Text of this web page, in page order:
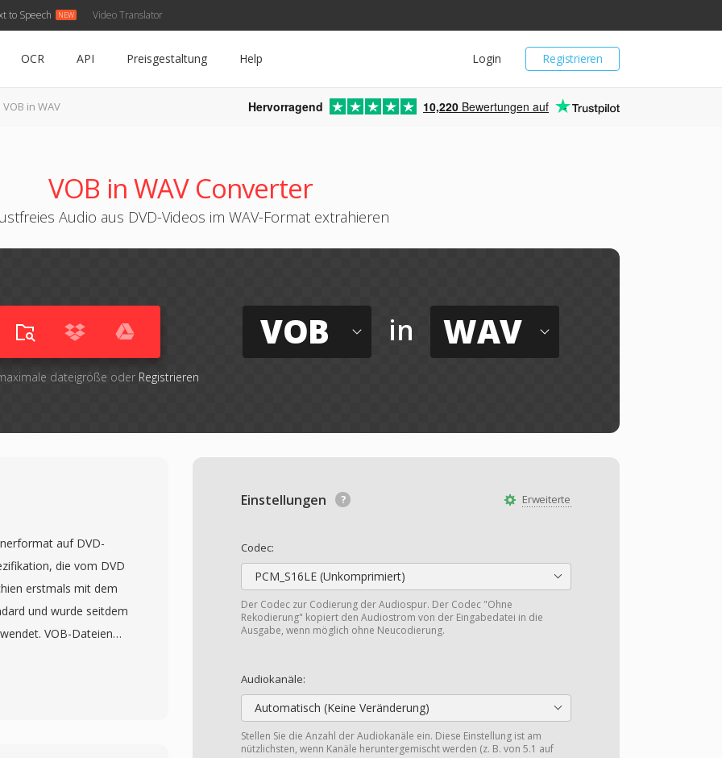
to Speech Video Translator
Registrieren
Login
OCR API Preisgestaltung Help
VOB in WAV Hervorragend 10,220 Bewertungen auf
VOB in WAV Converter
Audio aus DVD-Videos im WAV-Format extrahieren
dateigröße oder Registrieren
VOB in WAV
Erweiterte
Einstellungen
Codec:
PCM_S16LE (Unkomprimiert)
Der Codec zur Codierung der Audiospur. Der Codec "Ohne
Rekodierung" kopiert den Audiostrom von der Eingabedatei in die
Ausgabe, wenn möglich ohne Neucodierung.
Audiokanäle:
Automatisch (Keine Veränderung)
Stellen Sie die Anzahl der Audiokanäle ein. Diese Einstellung ist am
nützlichsten, wenn Kanäle heruntergemischt werden (z. B. von 5.1 auf
auf DVD-
die vom DVD
erstmals mit dem
und wurde seitdem
VOB-Dateien
Format und